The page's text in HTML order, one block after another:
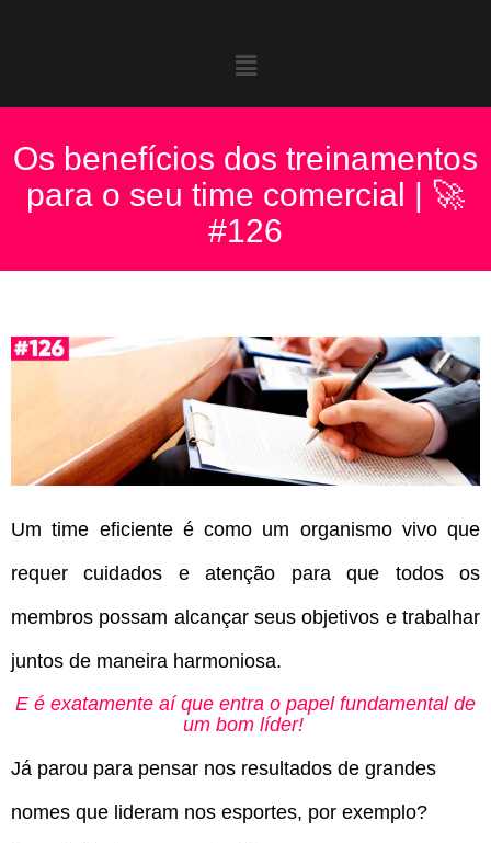
Os benefícios dos treinamentos
para o seu time comercial | 🚀
#126
Um time eficiente é como um organismo vivo que
requer cuidados e atenção para que todos os
membros possam alcançar seus objetivos e trabalhar
juntos de maneira harmoniosa.
E é exatamente aí que entra o papel fundamental de
um bom líder!
Já parou para pensar nos resultados de grandes
nomes que lideram nos esportes, por exemplo?